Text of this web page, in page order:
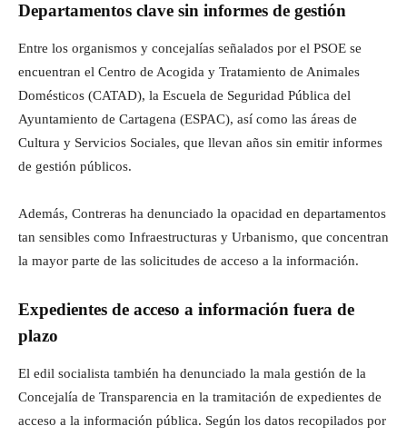
Departamentos clave sin informes de gestión
Entre los organismos y concejalías señalados por el PSOE se
encuentran el Centro de Acogida y Tratamiento de Animales
Domésticos (CATAD), la Escuela de Seguridad Pública del
Ayuntamiento de Cartagena (ESPAC), así como las áreas de
Cultura y Servicios Sociales, que llevan años sin emitir informes
de gestión públicos.
Además, Contreras ha denunciado la opacidad en departamentos
tan sensibles como Infraestructuras y Urbanismo, que concentran
la mayor parte de las solicitudes de acceso a la información.
Expedientes de acceso a información fuera de
plazo
El edil socialista también ha denunciado la mala gestión de la
Concejalía de Transparencia en la tramitación de expedientes de
acceso a la información pública. Según los datos recopilados por